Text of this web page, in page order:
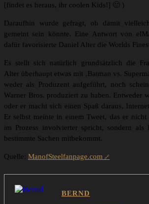
[findet es heraus, ihr coolen Kids!] 🙂 )
Daraufhin wurde gefragt, ob damit
gemeint sein könnte. Eine Antwort von
dafür favorisierte Daniel Alter die Worlds
Es stellt sich natürlich grundsätzlich die
Alter überhaupt etwas mit ‚Batman vs.
weder als Produzent aufgeführt, noch
Warner Bros. produziert zu haben. Entweder
oder er macht sich einen Spaß daraus,
Er selbst meinte in einem Tweet, das er nicht
im Prozess involvierter spricht, sondern als
bestimmte Sachen mitbekommt.
Quelle: ManofSteelfanpage.com
BERND